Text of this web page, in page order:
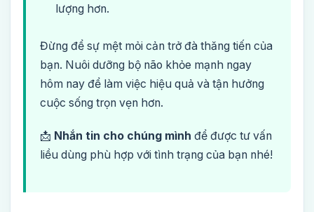
lượng hơn.
Đừng để sự mệt mỏi cản trở đà thăng tiến của
bạn. Nuôi dưỡng bộ não khỏe mạnh ngay
hôm nay để làm việc hiệu quả và tận hưởng
cuộc sống trọn vẹn hơn.
📩 Nhắn tin cho chúng mình để được tư vấn
liều dùng phù hợp với tình trạng của bạn nhé!